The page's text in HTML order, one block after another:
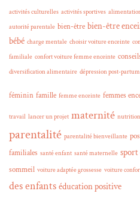
activités culturelles activités sportives
autorité parentale bien-être bien-être
bébé charge mentale choisir voiture enceinte
familiale confort voiture femme enceinte
diversification alimentaire dépression post-partum
féminin famille femme enceinte femmes
travail lancer un projet maternité
parentalité parentalité bienveillante
familiales santé enfant santé maternelle sport
sommeil voiture adaptée grossesse voiture
des enfants éducation positive